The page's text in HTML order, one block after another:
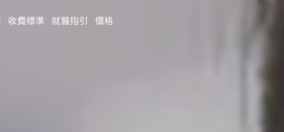
收費標準 就醫指引 價格